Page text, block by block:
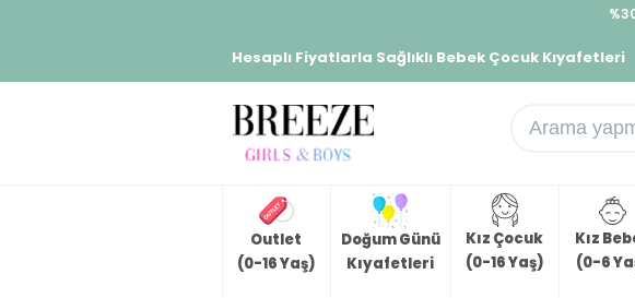
Hesaplı Fiyatlarla Sağlıklı Bebek Çocuk Kıyafetleri
Outlet
(0-16 Yaş)
Doğum Günü
Kıyafetleri
Kız Çocuk
(0-16 Yaş)
Kız
(0-6